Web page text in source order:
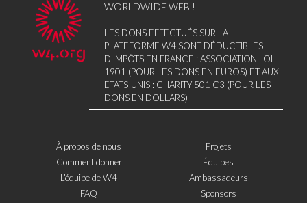
WORLDWIDE WEB !
LES DONS EFFECTUÉS SUR LA
PLATEFORME W4 SONT DÉDUCTIBLES
D'IMPÔTS EN FRANCE : ASSOCIATION LOI
1901 (POUR LES DONS EN EUROS) ET AUX
ETATS-UNIS : CHARITY 501 C3 (POUR LES
DONS EN DOLLARS)
À propos de nous
Comment donner
L’équipe de W4
FAQ
Projets
Équipes
Ambassadeurs
Sponsors